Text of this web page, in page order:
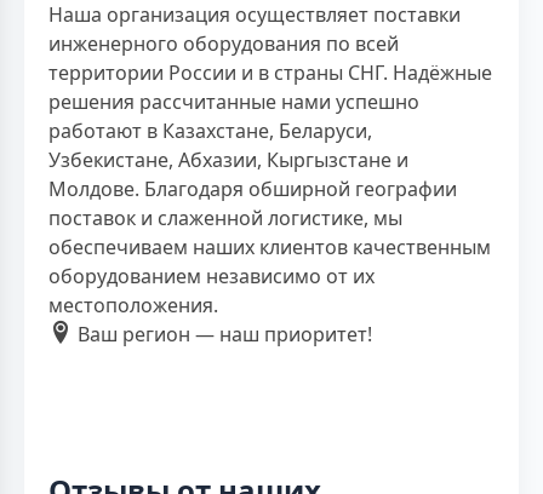
Наша организация осуществляет поставки
инженерного оборудования по всей
территории России и в страны СНГ. Надёжные
решения рассчитанные нами успешно
работают в Казахстане, Беларуси,
Узбекистане, Абхазии, Кыргызстане и
Молдове. Благодаря обширной географии
поставок и слаженной логистике, мы
обеспечиваем наших клиентов качественным
оборудованием независимо от их
местоположения.
Ваш регион — наш приоритет!